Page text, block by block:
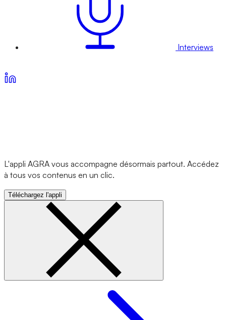
Interviews
L'appli AGRA vous accompagne désormais partout. Accédez
à tous vos contenus en un clic.
Téléchargez l'appli